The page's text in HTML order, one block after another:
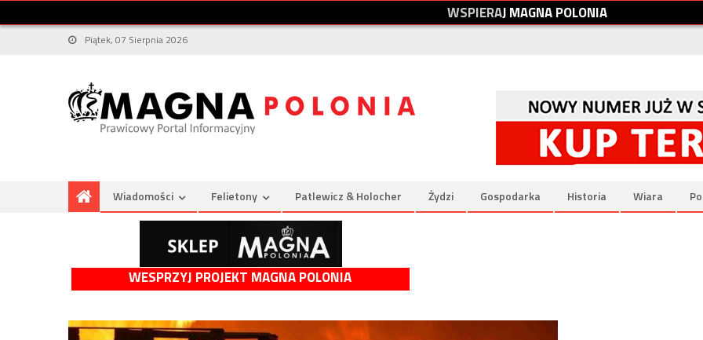
WSPIERAJMAGNAPOLONIA
Piątek, 07 Sierpnia 2026
Wiadomości Felietony Patlewicz & Holocher Żydzi Gospodarka Historia Wiara
WESPRZYJ PROJEKT MAGNA POLONIA